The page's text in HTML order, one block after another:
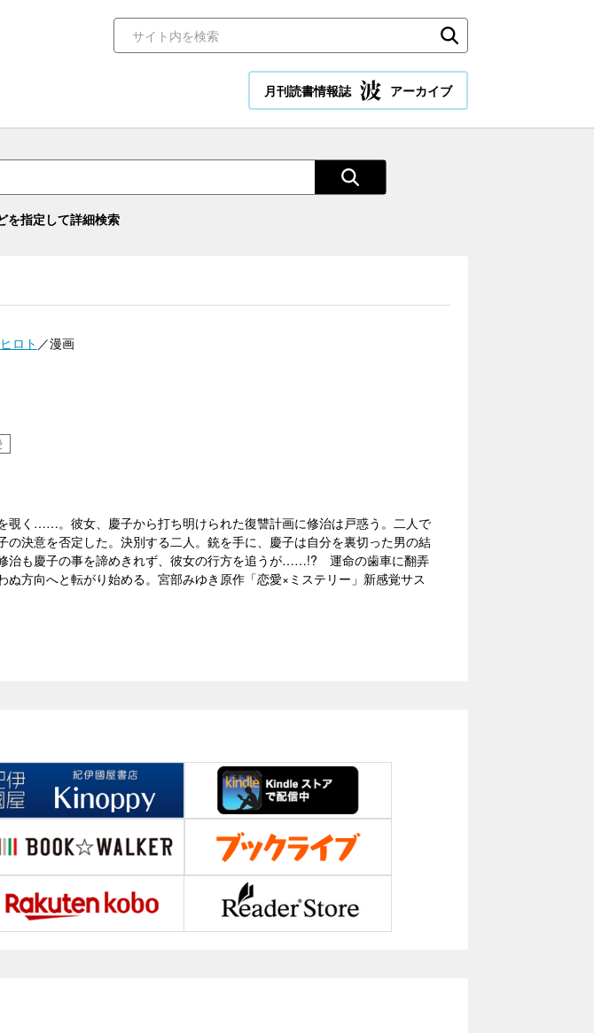
月刊読書情報誌 アーカイブ
を指定して詳細検索
ロト ／漫画
覗く……。彼女、慶子から打ち明けられた復讐計画に修治は戸惑う。二人で
の決意を否定した。決別する二人。銃を手に、慶子は自分を裏切った男の結
も慶子の事を諦めきれず、彼女の行方を追うが……!? 運命の歯車に翻弄
ぬ方向へと転がり始める。宮部みゆき原作「恋愛×ミステリー」新感覚サス